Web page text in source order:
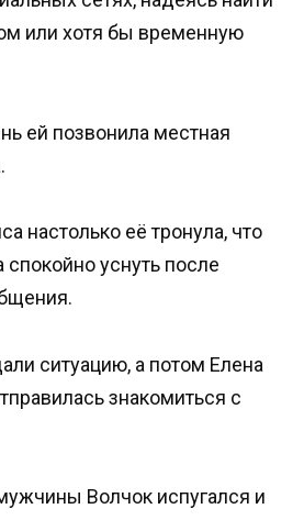
или хотя бы временную
ей позвонила местная
настолько её тронула, что
уснуть после
ситуацию, а потом Елена
знакомиться с
Волчок испугался и